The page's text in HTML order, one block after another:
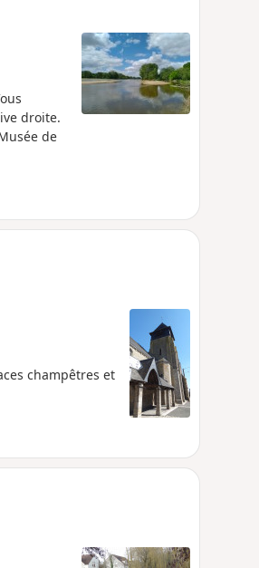
droite.
de
champêtres et